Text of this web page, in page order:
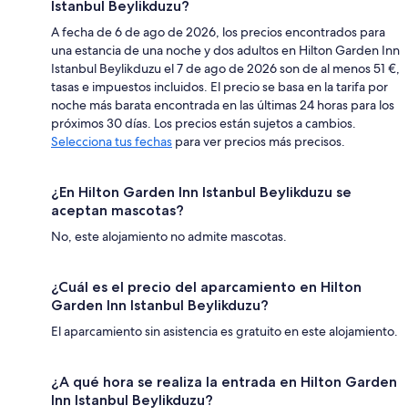
Istanbul Beylikduzu?
A fecha de 6 de ago de 2026, los precios encontrados para
una estancia de una noche y dos adultos en Hilton Garden Inn
Istanbul Beylikduzu el 7 de ago de 2026 son de al menos 51 €,
tasas e impuestos incluidos. El precio se basa en la tarifa por
noche más barata encontrada en las últimas 24 horas para los
próximos 30 días. Los precios están sujetos a cambios.
Selecciona tus fechas para ver precios más precisos.
¿En Hilton Garden Inn Istanbul Beylikduzu se
aceptan mascotas?
No, este alojamiento no admite mascotas.
¿Cuál es el precio del aparcamiento en Hilton
Garden Inn Istanbul Beylikduzu?
El aparcamiento sin asistencia es gratuito en este alojamiento.
¿A qué hora se realiza la entrada en Hilton Garden
Inn Istanbul Beylikduzu?